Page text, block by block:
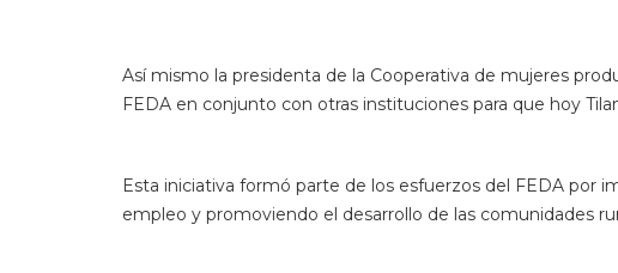
Así mismo la presidenta de la Cooperativa de mujeres
FEDA en conjunto con otras instituciones para que hoy
Esta iniciativa formó parte de los esfuerzos del FEDA por
empleo y promoviendo el desarrollo de las comunidades